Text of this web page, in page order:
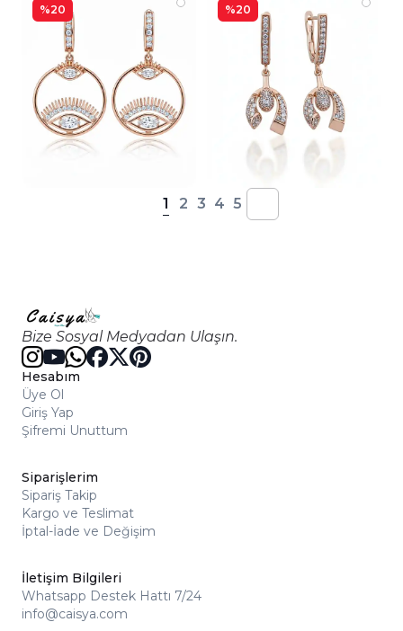
%20 %20
1 2 3 4 5
Bize Sosyal Medyadan Ulaşın.
Hesabım
Üye Ol
Giriş Yap
Şifremi Unuttum
Siparişlerim
Sipariş Takip
Kargo ve Teslimat
İptal-İade ve Değişim
İletişim Bilgileri
Whatsapp Destek Hattı 7/24
info@caisya.com